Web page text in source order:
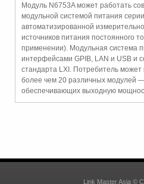
Модуль N6753A может работать
модульной системой питания
автоматизированной
источников питания постоянного
применении). Модульная система
интерфейсами GPIB, LAN и USB и
стандарта LXI. Потребитель
более чем 20 различных модулей
обеспечивающих выходную
Link Master Asia ©